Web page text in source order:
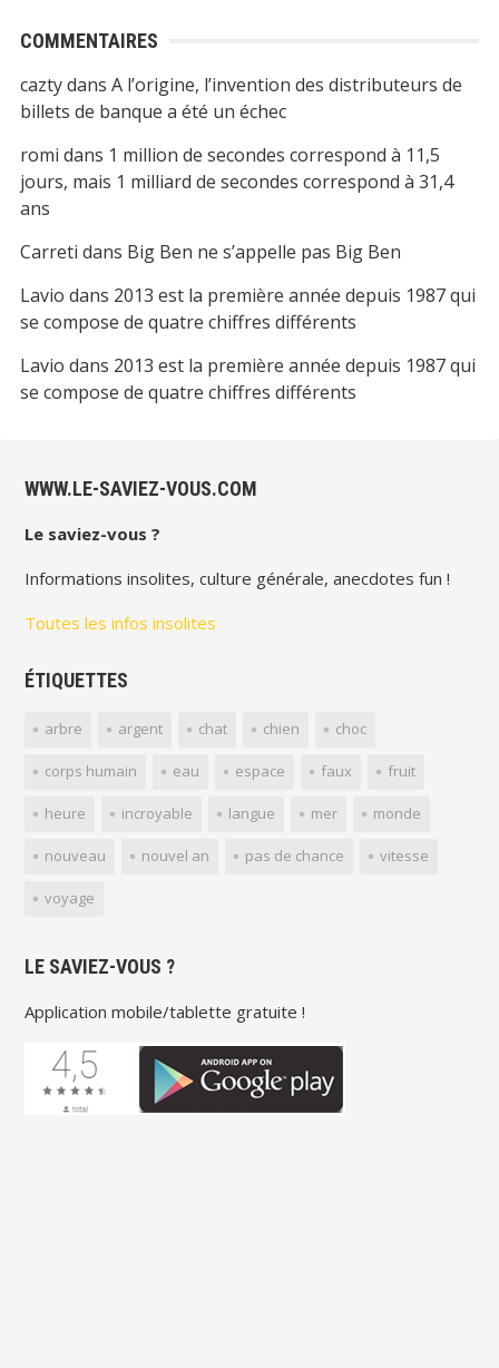
COMMENTAIRES
caztydans A l’origine, l’invention des distributeurs de
billets de banque a été un échec
romi dans 1 million de secondes correspond à 11,5
jours, mais 1 milliard de secondes correspond à 31,4
ans
Carreti dans Big Ben ne s’appelle pas Big Ben
Lavio dans 2013 est la première année depuis 1987 qui
se compose de quatre chiffres différents
Lavio dans 2013 est la première année depuis 1987 qui
se compose de quatre chiffres différents
WWW.LE-SAVIEZ-VOUS.COM
Le saviez-vous ?
Informations insolites, culture générale, anecdotes fun !
Toutes les infos insolites
ÉTIQUETTES
arbre argent chat chien choc
corps humain eau espace faux fruit
heure incroyable langue mer monde
nouveau nouvel an pas de chance vitesse
voyage
LE SAVIEZ-VOUS ?
Application mobile/tablette gratuite !